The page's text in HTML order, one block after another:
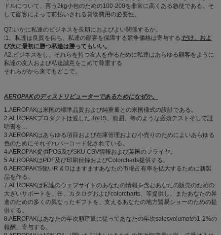
ドルについて、言う2kg小包のための100-200を非常に高くある急使である。そ
して顧客によって前払いされる貨物費用の必要性。
Q7:いかに私達のビジネスを長期におよびよい関係するか。
:1。私達は良質を保ち、私達の顧客を保障する競争価格は寄与する;だけ、およ
び次に最初に勝つ私達は勝ってもいい。
A2.ビジネスをし、それらを持つ友人を作るために私達はあらゆる顧客をように
私達の友人および私達誠意をこめて尊重する
それらがから来てもどこで。
AEROPAKのディストリビューターであるためになぜか。
1.AEROPAKは米国の標準品質および純重量との米国様式の設計である。
2.AEROPAKプロダクトは渡したRoHS、範囲、等のような必須テストそして証
明書を…
3.AEROPAKはあらゆる項目および在庫管理および小売りのためによいあらゆる
色のためにそれぞれバーコード化されている。
4.AEROPAK提供POS及びSKU CSV情報および英国のフライヤ。
5.AEROPAKはPDF及び印刷目録およびColorcharts提供する。
6.AEROPAK'S強いR & Dはますますあなたの市場占有率を拡大するために新製
品を作る。
7.AEROPAKは私達のウェブサイトのあなたの情報を含むあなたの販売のための
大きいサポートを、缶、カタログおよびcolorcharts、等提供し、またあなたの昇
進のための多くの異なったギフトを、支えるあなたの地方貿易ショーのための提
供する。
8.AEROPAKはあなたの年次順序量に従ってあなたの年次salesvolumetの1-2%の
報酬、寄与する。